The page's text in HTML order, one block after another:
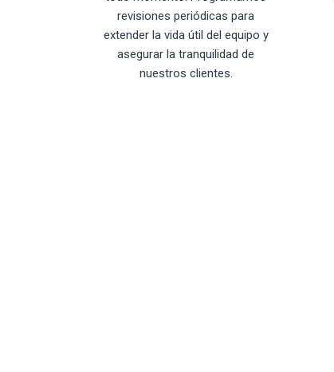
revisiones periódicas para
extender la vida útil del equipo y
asegurar la tranquilidad de
nuestros clientes.